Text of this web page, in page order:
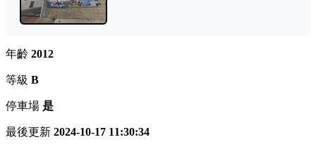
年齡 2012
等級 B
停車場 是
最後更新 2024-10-17 11:30:34